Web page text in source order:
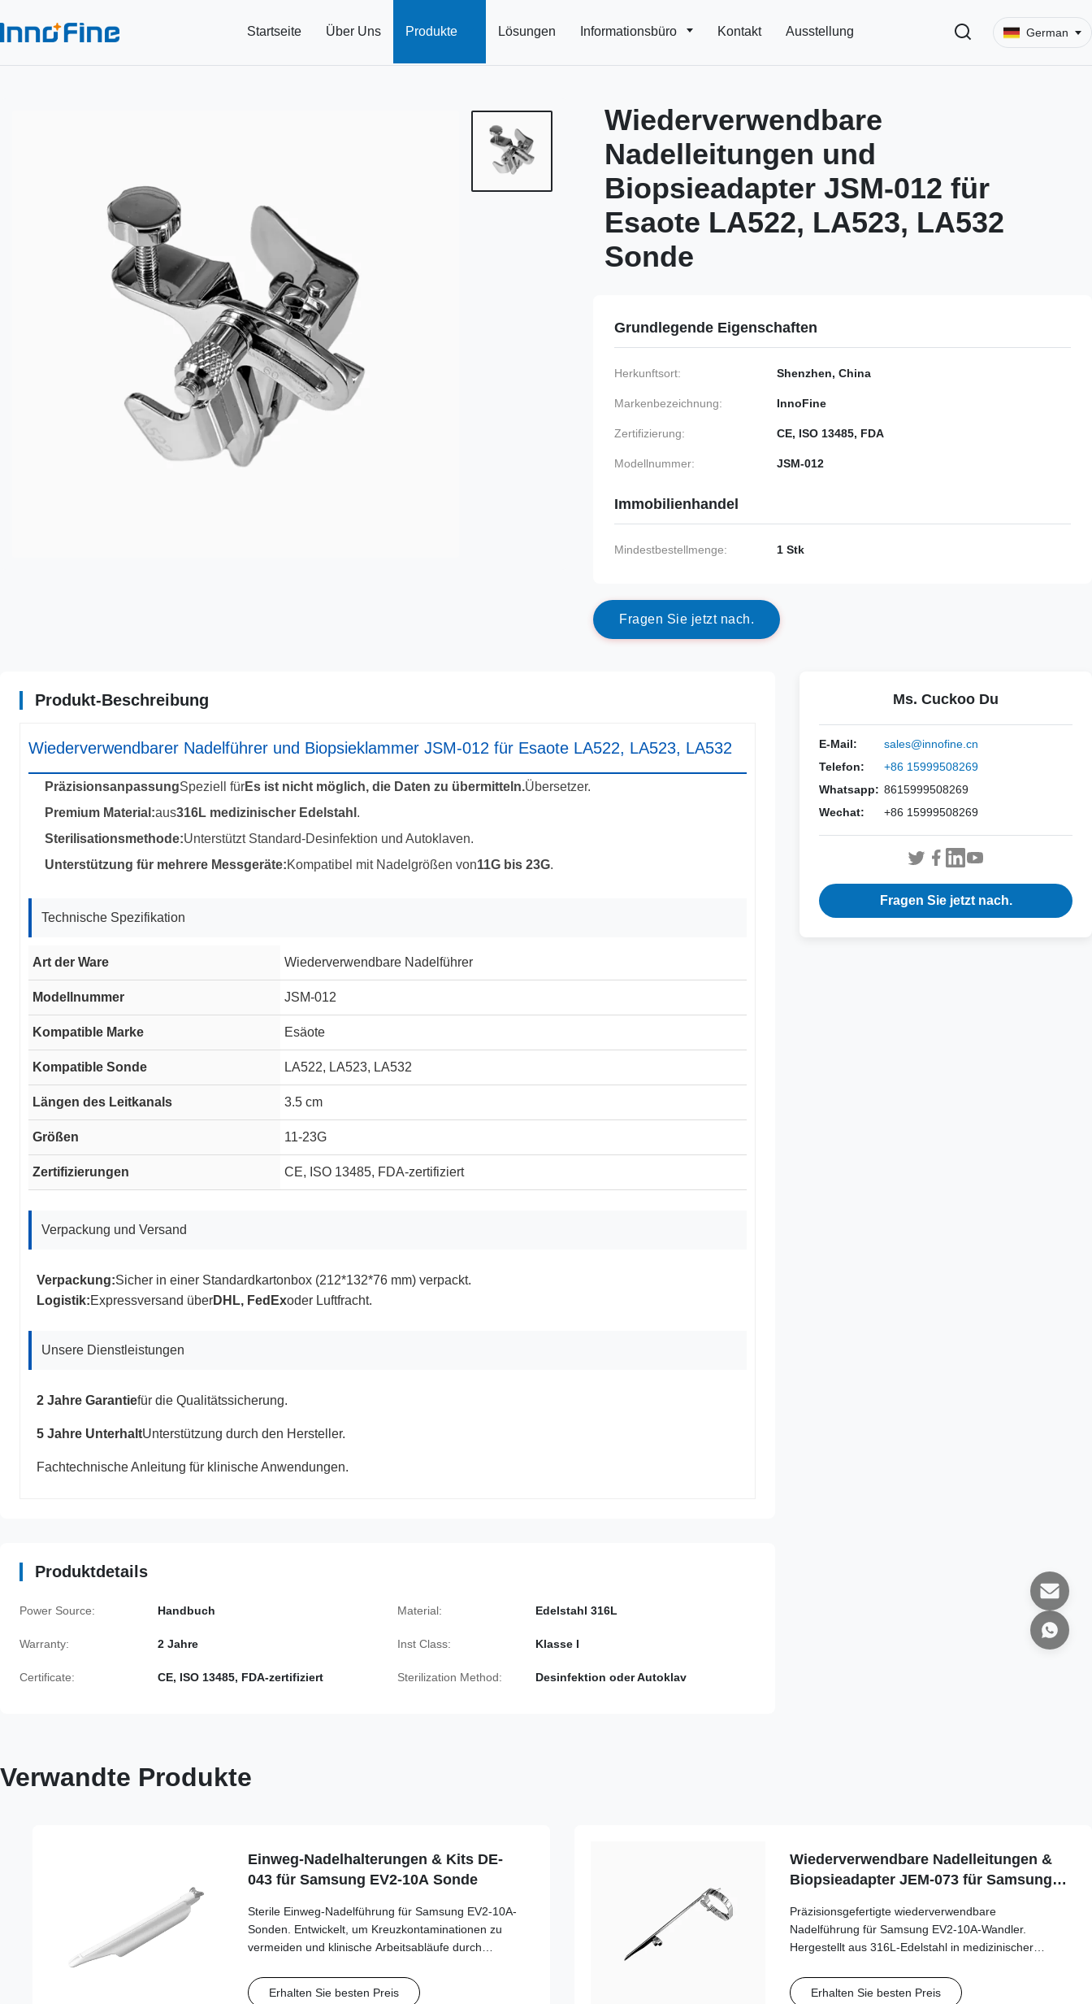
Startseite Über Uns Produkte Lösungen Informationsbüro Kontakt Ausstellung German
Wiederverwendbare
Nadelleitungen und
Biopsieadapter JSM-012 für
Esaote LA522, LA523, LA532
Sonde
Grundlegende Eigenschaften
Herkunftsort: Shenzhen, China
Markenbezeichnung: InnoFine
Zertifizierung: CE, ISO 13485, FDA
Modellnummer: JSM-012
Immobilienhandel
Mindestbestellmenge: 1 Stk
Fragen Sie jetzt nach.
Produkt-Beschreibung
Wiederverwendbarer Nadelführer und Biopsieklammer JSM-012 für Esaote LA522, LA523, LA532
PräzisionsanpassungSpeziell fürEs ist nicht möglich, die Daten zu übermitteln.Übersetzer.
Premium Material:aus316L medizinischer Edelstahl .
Sterilisationsmethode:Unterstützt Standard-Desinfektion und Autoklaven.
Unterstützung für mehrere Messgeräte:Kompatibel mit Nadelgrößen von11G bis 23G.
Technische Spezifikation
Art der Ware Wiederverwendbare Nadelführer
Modellnummer JSM-012
Kompatible Marke Esäote
Kompatible Sonde LA522, LA523, LA532
Längen des Leitkanals 3.5 cm
Größen 11-23G
Zertifizierungen CE, ISO 13485, FDA-zertifiziert
Verpackung und Versand
Verpackung:Sicher in einer Standardkartonbox (212*132*76 mm) verpackt.
Logistik:Expressversand überDHL, FedExoder Luftfracht.
Unsere Dienstleistungen
2 Jahre Garantiefür die Qualitätssicherung.
5 Jahre UnterhaltUnterstützung durch den Hersteller.
Fachtechnische Anleitung für klinische Anwendungen.
Produktdetails
Power Source: Handbuch Material: Edelstahl 316L
Warranty: 2 Jahre Inst Class: Klasse I
Certificate: CE, ISO 13485, FDA-zertifiziert Sterilization Method: Desinfektion oder Autoklav
Ms. Cuckoo Du
E-Mail:
sales@innofine.cn
Telefon:
+86 15999508269
Whatsapp: 8615999508269
Wechat:
+86 15999508269
Fragen Sie jetzt nach.
Verwandte Produkte
Einweg-Nadelhalterungen & Kits DE-
043 für Samsung EV2-10A Sonde
Sterile Einweg-Nadelführung für Samsung EV2-10A-
Sonden. Entwickelt, um Kreuzkontaminationen zu
vermeiden und klinische Arbeitsabläufe durch
optimieren.
Erhalten Sie besten Preis
Wiederverwendbare Nadelleitungen &
Biopsieadapter JEM-073 für Samsung
Präzisionsgefertigte wiederverwendbare
Nadelführung für Samsung EV2-10A-Wandler.
Hergestellt aus 316L-Edelstahl in medizinischer
für langfristige klinische Sicherheit und Genauigkeit.
Erhalten Sie besten Preis